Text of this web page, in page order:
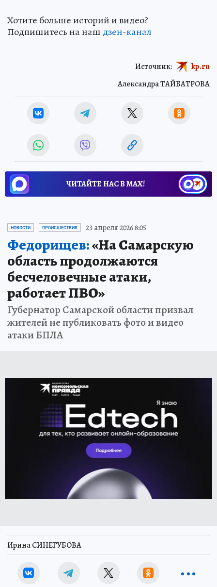
Хотите больше историй и видео?
Подпишитесь на наш дзен-канал
Александра ТАЙБАТРОВА
Источник: kp.ru
ЧИТАЙТЕ НАС В МАХ!
НОВОСТИ ПРОИСШЕСТВИЯ 23 апреля 2026 8:05
Федорищев:«На Самарскую
область продолжаются
бесчеловечные атаки,
работает ПВО»
Губернатор Самарской области призвал
жителей не публиковать фото и видео
атаки БПЛА
Ирина СИНЕГУБОВА